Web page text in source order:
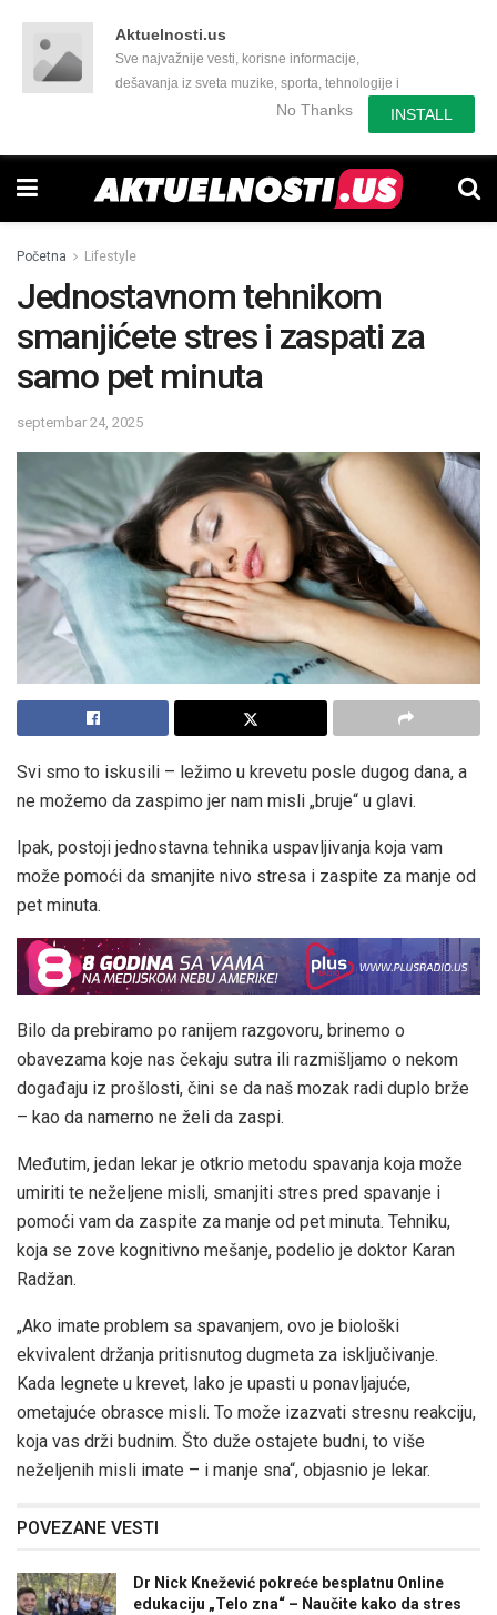
Aktuelnosti.us
Sve najvažnije vesti, korisne informacije,
dešavanja iz sveta muzike, sporta, tehnologije i
još mnogo toga zanimljivog.No Thanks INSTALL
Početna Lifestyle
Jednostavnom tehnikom
smanjićete stres i zaspati za
samo pet minuta
septembar 24, 2025
Svi smo to iskusili – ležimo u krevetu posle dugog dana, a
ne možemo da zaspimo jer nam misli „bruje“ u glavi.
Ipak, postoji jednostavna tehnika uspavljivanja koja vam
može pomoći da smanjite nivo stresa i zaspite za manje od
pet minuta.
Bilo da prebiramo po ranijem razgovoru, brinemo o
obavezama koje nas čekaju sutra ili razmišljamo o nekom
događaju iz prošlosti, čini se da naš mozak radi duplo brže
– kao da namerno ne želi da zaspi.
Međutim, jedan lekar je otkrio metodu spavanja koja može
umiriti te neželjene misli, smanjiti stres pred spavanje i
pomoći vam da zaspite za manje od pet minuta. Tehniku,
koja se zove kognitivno mešanje, podelio je doktor Karan
Radžan.
„Ako imate problem sa spavanjem, ovo je biološki
ekvivalent držanja pritisnutog dugmeta za isključivanje.
Kada legnete u krevet, lako je upasti u ponavljajuće,
ometajuće obrasce misli. To može izazvati stresnu reakciju,
koja vas drži budnim. Što duže ostajete budni, to više
neželjenih misli imate – i manje sna“, objasnio je lekar.
POVEZANE VESTI
Dr Nick Knežević pokreće besplatnu Online
edukaciju „Telo zna“ – Naučite kako da stres